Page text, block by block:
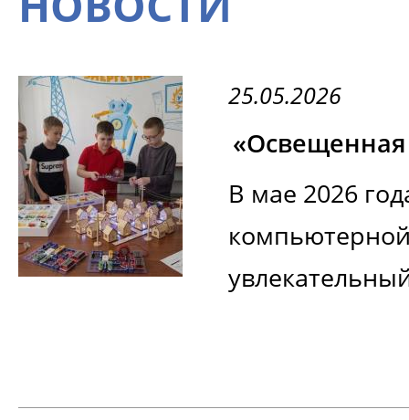
25.05.2026
В мае 2026